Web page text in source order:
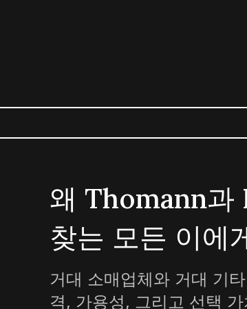
왜 Thomann과
찾는 모든 이에
거대 소매업체와 거대 기
격, 가용성, 그리고 선택